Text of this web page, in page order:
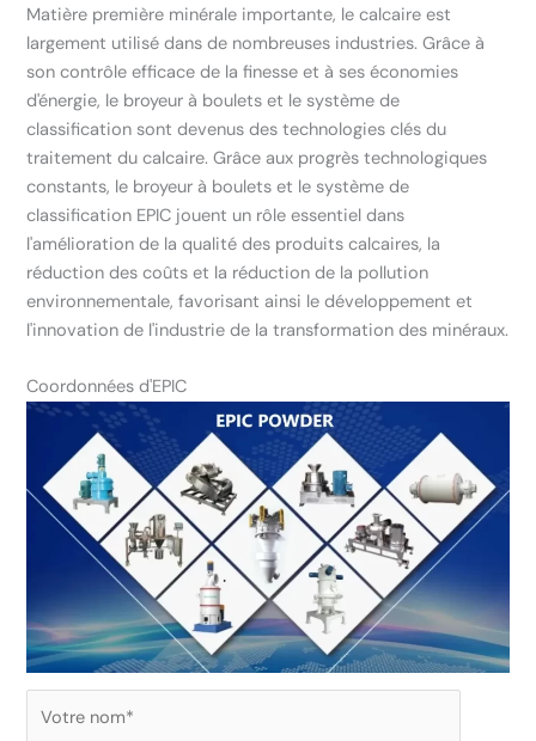
Matière première minérale importante, le calcaire est
largement utilisé dans de nombreuses industries. Grâce à
son contrôle efficace de la finesse et à ses économies
d'énergie, le broyeur à boulets et le système de
classification sont devenus des technologies clés du
traitement du calcaire. Grâce aux progrès technologiques
constants, le broyeur à boulets et le système de
classification EPIC jouent un rôle essentiel dans
l'amélioration de la qualité des produits calcaires, la
réduction des coûts et la réduction de la pollution
environnementale, favorisant ainsi le développement et
l'innovation de l'industrie de la transformation des minéraux.
Coordonnées d'EPIC